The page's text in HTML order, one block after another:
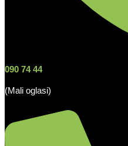
090 74 44
(Mali oglasi)